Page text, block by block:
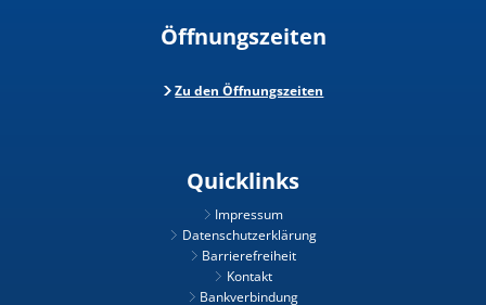
Öffnungszeiten
Zu den Öffnungszeiten
Quicklinks
Impressum
Datenschutzerklärung
Barrierefreiheit
Kontakt
Bankverbindung